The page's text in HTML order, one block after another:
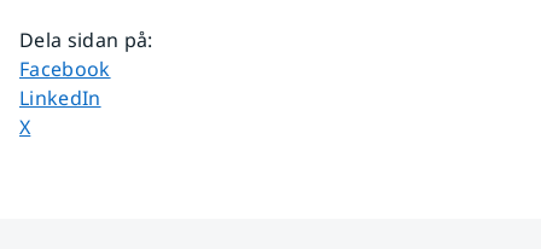
Dela sidan på:
Dela sidan på
Facebook
Dela sidan på
LinkedIn
Dela sidan på
X